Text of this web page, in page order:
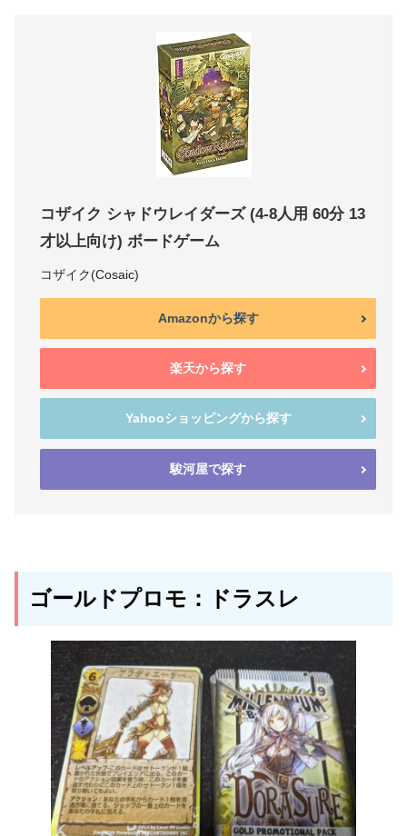
コザイク シャドウレイダーズ (4-8人用 60分 13
才以上向け) ボードゲーム
コザイク(Cosaic)
Amazonから探す
楽天から探す
Yahooショッピングから探す
駿河屋で探す
ゴールドプロモ：ドラスレ